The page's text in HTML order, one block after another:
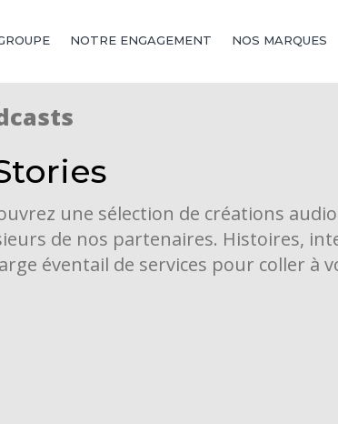
NOTRE ENGAGEMENT NOS MARQUES
une sélection de créations
de nos partenaires. Histoires,
éventail de services pour coller à